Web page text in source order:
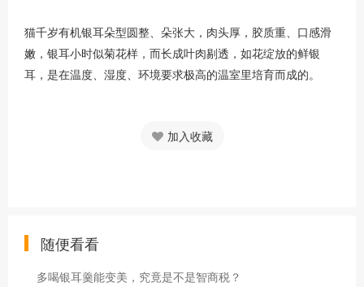
猫千岁有机银耳朵型圆整、朵张大，肉头厚，胶质重、口感滑
嫩 ， 银耳小时似菊花样，而长成叶肉剔透，如花绽放的鲜银
耳，是在温度、湿度、环境要求极高的温室里培育而成的。
加入收藏
随便看看
多喝银耳羹能变美，究竟是不是智商税？